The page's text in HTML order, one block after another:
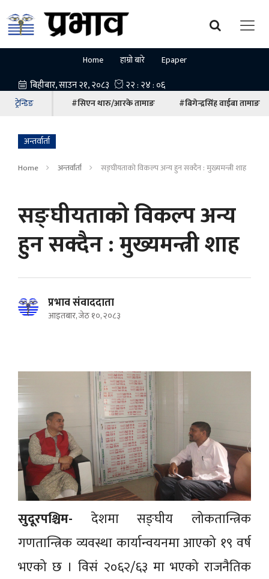
Home हाम्रो बारे Epaper
ट्रेन्डिङ #सिएन थारु/आरके तामाङ #बिगेन्द्रसिंह वाईबा तामाङ
अन्तर्वार्ता
Home अन्तर्वार्ता सङ्घीयताको विकल्प अन्य हुन सक्दैन : मुख्यमन्त्री शाह
सङ्घीयताको विकल्प अन्य
हुन सक्दैन : मुख्यमन्त्री शाह
प्रभाव संवाददाता
आइतबार, जेठ १०, २०८३
सुदूरपश्चिम-देशमा सङ्घीय लोकतान्त्रिक
गणतान्त्रिक व्यवस्था कार्यान्वयनमा आएको १९ वर्ष
भएको छ । विसं २०६२/६३ मा भएको राजनैतिक